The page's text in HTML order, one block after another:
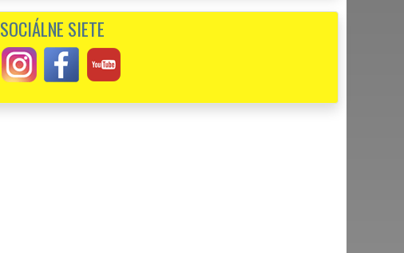
SOCIÁLNE SIETE